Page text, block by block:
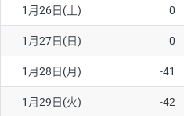
1月26日(土) 0
1月27日(日) 0
1月28日(月) -41
1月29日(火) -42